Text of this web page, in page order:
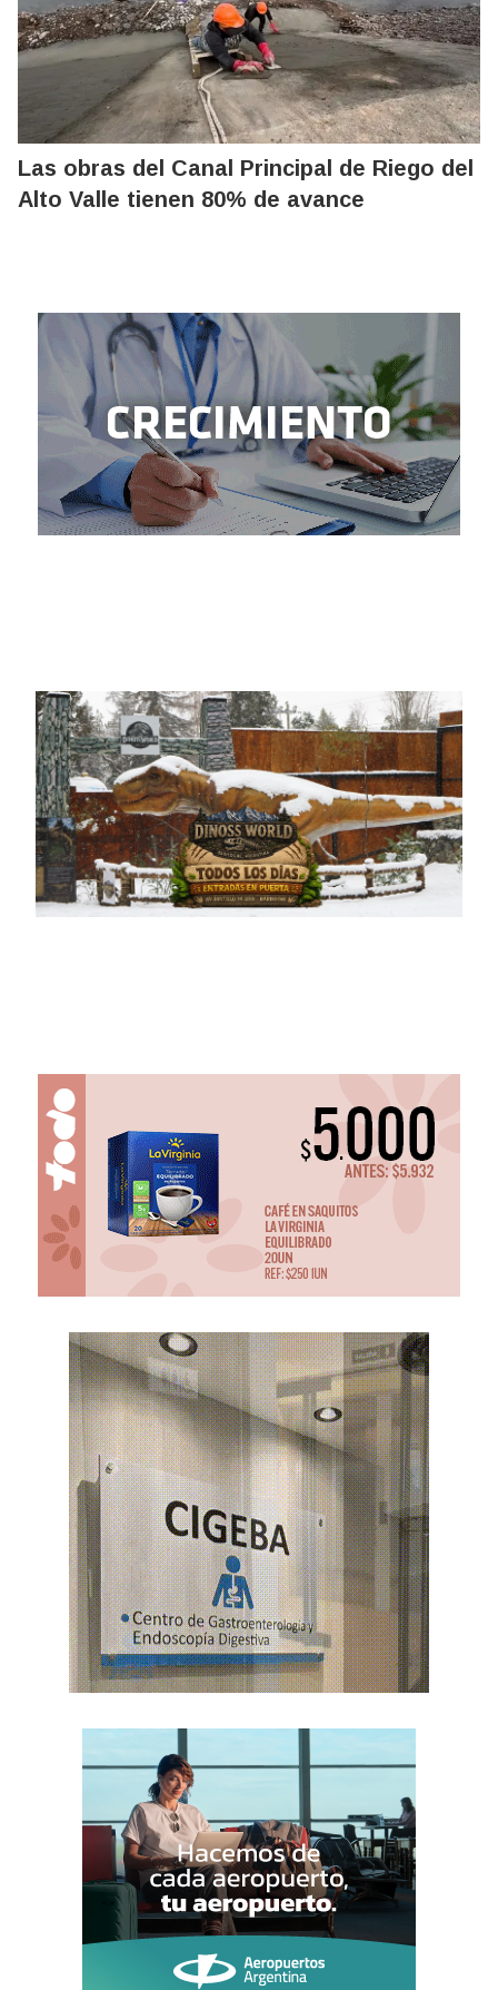
Las obras del Canal Principal de Riego del
Alto Valle tienen 80% de avance